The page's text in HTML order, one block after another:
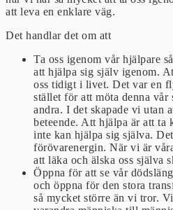
att leva en enklare väg.
Det handlar det om att
Ta oss igenom vår hjälpare
att hjälpa sig själv igenom.
oss tidigt i livet. Det var en
stället för att möta denna
andra. I det skapade vi utan
beteende. Att hjälpa är att ta
inte kan hjälpa sig själva.
förövarenergin. När vi är
att läka och älska oss själva
Öppna för att se vår
och öppna för den stora
så mycket större än vi tror.